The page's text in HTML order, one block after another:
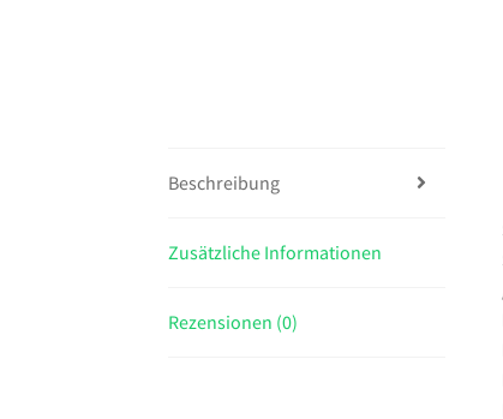
Beschreibung
Zusätzliche Informationen
Rezensionen (0)